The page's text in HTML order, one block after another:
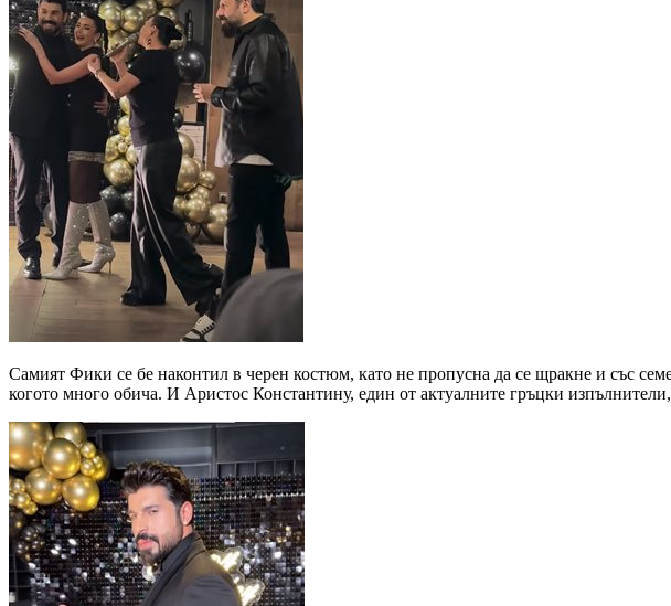
Самият Фики се бе наконтил в черен костюм, като не пропусна да се щракне и със
когото много обича. И Аристос Константину, един от актуалните гръцки